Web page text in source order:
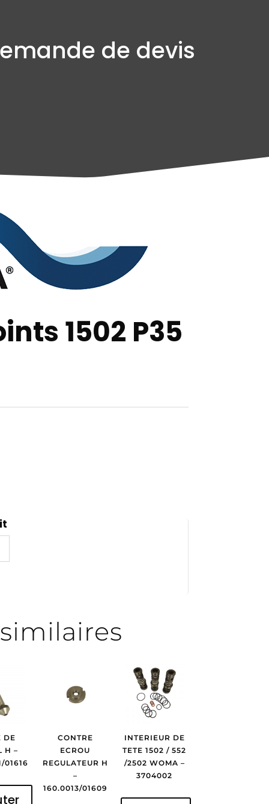
de devis
1502 P35
DE
H –
01616
CONTRE
ECROU
REGULATEUR H
–
160.0013/01609
INTERIEUR DE
TETE 1502 / 552
/2502 WOMA –
3704002